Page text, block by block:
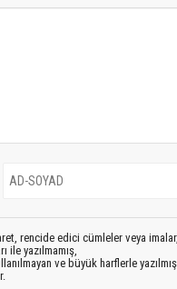
rencide edici cümleler veya
ile yazılmamış,
ve büyük harflerle